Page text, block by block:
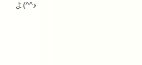
よ(^^♪